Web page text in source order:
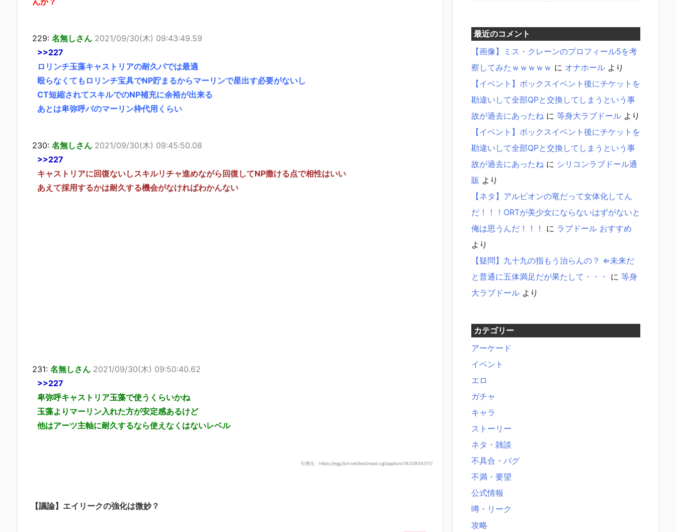
229: 名無しさん 2021/09/30(木) 09:43:49.59
>>227
ロリンチ玉藻キャストリアの耐久パでは最適
殴らなくてもロリンチ宝具でNP貯まるからマーリンで星出す必要がないし
CT短縮されてスキルでのNP補充に余裕が出来る
あとは卑弥呼パのマーリン枠代用くらい
230: 名無しさん 2021/09/30(木) 09:45:50.08
>>227
キャストリアに回復ないしスキルリチャ進めながら回復してNP撒ける点で相性はいい
あえて採用するかは耐久する機会がなければわかんない
231: 名無しさん 2021/09/30(木) 09:50:40.62
>>227
卑弥呼キャストリア玉藻で使うくらいかね
玉藻よりマーリン入れた方が安定感あるけど
他はアーツ主軸に耐久するなら使えなくはないレベル
引用元：https://egg.5ch.net/test/read.cgi/applism/1632909317/
【議論】エイリークの強化は微妙？
最近のコメント
【画像】ミス・クレーンのプロフィール5を考
察してみたｗｗｗｗｗ に オナホール より
【イベント】ボックスイベント後にチケットを
勘違いして全部QPと交換してしまうという事
故が過去にあったね に 等身大ラブドール より
【イベント】ボックスイベント後にチケットを
勘違いして全部QPと交換してしまうという事
故が過去にあったね に シリコンラブドール通
販 より
【ネタ】アルビオンの竜だって女体化してん
だ！！！ORTが美少女にならないはずがないと
俺は思うんだ！！！
に ラブドール おすすめ
より
【疑問】九十九の指もう治らんの？ ⇐未来だ
と普通に五体満足だが果たして・・・ に 等身
大ラブドール より
カテゴリー
アーケード
イベント
エロ
ガチャ
キャラ
ストーリー
ネタ・雑談
不具合・バグ
不満・要望
公式情報
噂・リーク
攻略